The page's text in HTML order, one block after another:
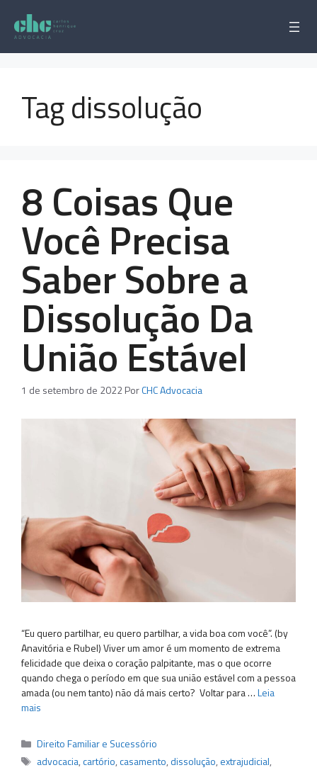
para
conteúdo
Tag dissolução
8 Coisas Que
Você Precisa
Saber Sobre a
Dissolução Da
União Estável
1 de setembro de 2022PorCHC Advocacia
“Eu quero partilhar, eu quero partilhar, a vida boa com você”. (by
Anavitória e Rubel) Viver um amor é um momento de extrema
felicidade que deixa o coração palpitante, mas o que ocorre
quando chega o período em que sua união estável com a pessoa
amada (ou nem tanto) não dá mais certo? Voltar para …Leia
mais
Categorias
Direito Familiar e Sucessório
Tags
advocacia,cartório,casamento,dissolução, extrajudicial,